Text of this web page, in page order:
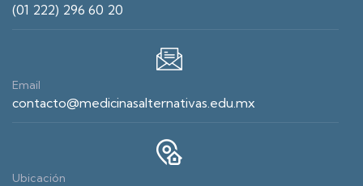
(01 222) 296 60 20
Email
contacto@medicinasalternativas.edu.mx
Ubicación